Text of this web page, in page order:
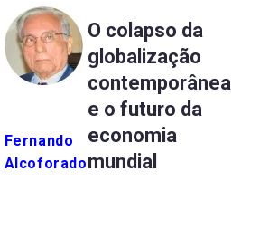
Fernando
Alcoforado
O colapso da
globalização
contemporânea
e o futuro da
economia
mundial